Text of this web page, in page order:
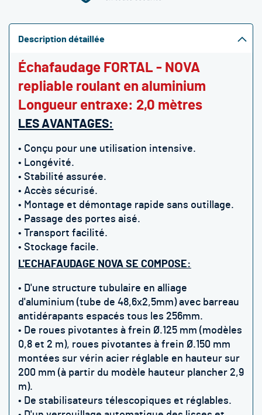
Description détaillée
Échafaudage FORTAL - NOVA
repliable roulant en aluminium
Longueur entraxe: 2,0 mètres
LES AVANTAGES:
• Conçu pour une utilisation intensive.
• Longévité.
• Stabilité assurée.
• Accès sécurisé.
• Montage et démontage rapide sans outillage.
• Passage des portes aisé.
• Transport facilité.
• Stockage facile.
L'ECHAFAUDAGE NOVA SE COMPOSE:
• D'une structure tubulaire en alliage
d'aluminium (tube de 48,6x2,5mm) avec barreau
antidérapants espacés tous les 256mm.
• De roues pivotantes à frein Ø.125 mm (modèles
0,8 et 2 m), roues pivotantes à frein Ø.150 mm
montées sur vérin acier réglable en hauteur sur
200 mm (à partir du modèle hauteur plancher 2,9
m).
• De stabilisateurs télescopiques et réglables.